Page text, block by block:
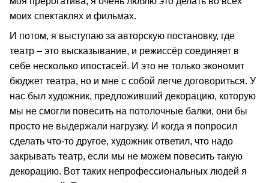
моих спектаклях и фильмах.
И потом, я выступаю за авторскую постановку, где
театр – это высказывание, и режиссёр соединяет в
себе несколько ипостасей. И это не только экономит
бюджет театра, но и мне с собой легче договориться. У
нас был художник, предложивший декорацию, которую
мы не смогли повесить на потолочные балки, они бы
просто не выдержали нагрузку. И когда я попросил
сделать что-то другое, художник ответил, что надо
закрывать театр, если мы не можем повесить такую
декорацию. Вот таких непрофессиональных людей я